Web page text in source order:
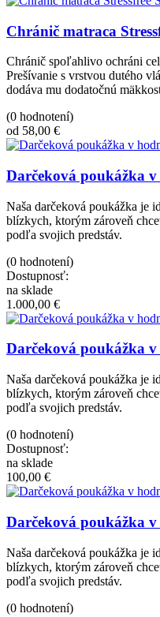
Chránič matraca
Chránič spoľahlivo ochráni
Prešívanie s vrstvou dutého
dodáva mu dodatočnú
(0 hodnotení)
od 58,00 €
Darčeková poukážka
Naša darčeková poukážka je
blízkych, ktorým zároveň
podľa svojich predstáv.
(0 hodnotení)
Dostupnosť:
na sklade
1.000,00 €
Darčeková poukážka
Naša darčeková poukážka je
blízkych, ktorým zároveň
podľa svojich predstáv.
(0 hodnotení)
Dostupnosť:
na sklade
100,00 €
Darčeková poukážka
Naša darčeková poukážka je
blízkych, ktorým zároveň
podľa svojich predstáv.
(0 hodnotení)